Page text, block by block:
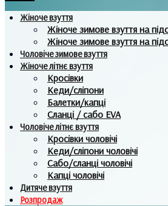
Жіноче взуття
Жіноче зимове взуття на
Жіноче зимове взуття на
Чоловіче зимове взуття
Жіноче літнє взуття
Кросівки
Кеди/сліпони
Балетки/капці
Сланці / сабо EVA
Чоловіче літнє взуття
Кросівки чоловічі
Кеди/сліпони чоловічі
Сабо/сланці чоловічі
Капці чоловічі
Дитяче взуття
Розпродаж